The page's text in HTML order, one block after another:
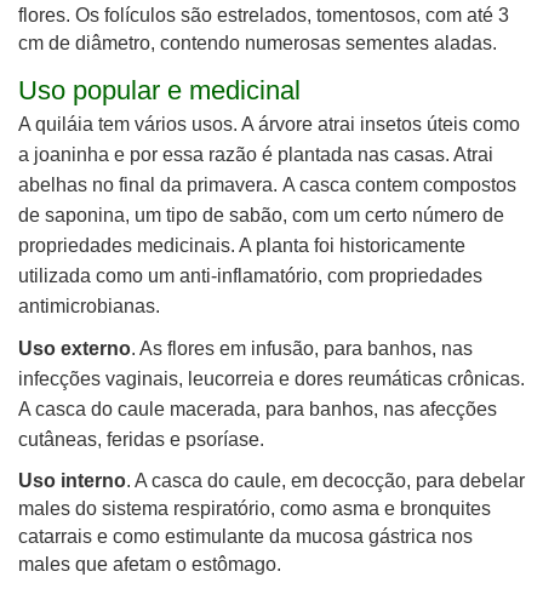
flores. Os folículos são estrelados, tomentosos, com até 3
cm de diâmetro, contendo numerosas sementes aladas.
Uso popular e medicinal
A quiláia tem vários usos. A árvore atrai insetos úteis como
a joaninha e por essa razão é plantada nas casas. Atrai
abelhas no final da primavera. A casca contem compostos
de saponina, um tipo de sabão, com um certo número de
propriedades medicinais. A planta foi historicamente
utilizada como um anti-inflamatório, com propriedades
antimicrobianas.
Uso externo. As flores em infusão, para banhos, nas
infecções vaginais, leucorreia e dores reumáticas crônicas.
A casca do caule macerada, para banhos, nas afecções
cutâneas, feridas e psoríase.
Uso interno. A casca do caule, em decocção, para debelar
males do sistema respiratório, como asma e bronquites
catarrais e como estimulante da mucosa gástrica nos
males que afetam o estômago.